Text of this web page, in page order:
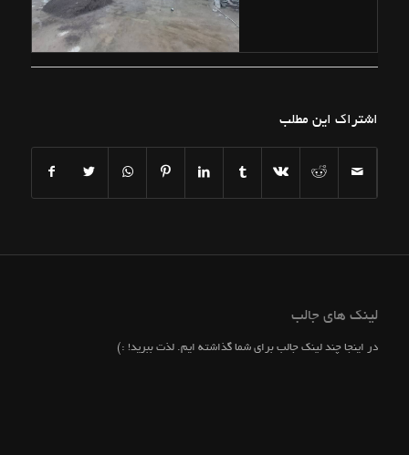
اشتراک این مطلب
لینک های جالب
در اینجا چند لینک جالب برای شما گذاشته ایم. لذت ببرید! :)